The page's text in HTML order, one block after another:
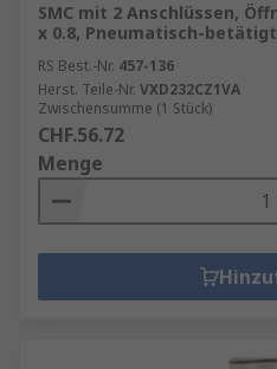
SMC mit 2 Anschlüssen,
x 0.8, Pneumatisch-betätigt
RS Best.-Nr. 457-136
Herst. Teile-Nr. VXD232CZ1VA
Zwischensumme (1 Stück)
CHF.56.72
Menge